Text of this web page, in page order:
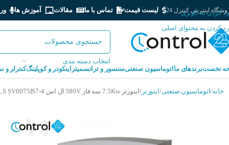
رد کردن به ناوبری
رد کردن به محتوای اصلی
اینترنتی کنترل 24 لیست قیمت تماس با ما مقالات آموزش ها
انتخاب دسته بندی
نخستبرندهای ما اتوماسیون صنعتیسنسور و ترانسمیتر اینکودر و کوپلینگکنترلر و
خانه اتوماسیون صنعتی اینورتر اینورتر 7.5Kw سه فاز 380V ال اس LS SV0075IS7-4